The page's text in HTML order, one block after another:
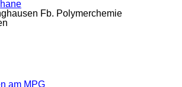
Fb. Polymerchemie
am MPG